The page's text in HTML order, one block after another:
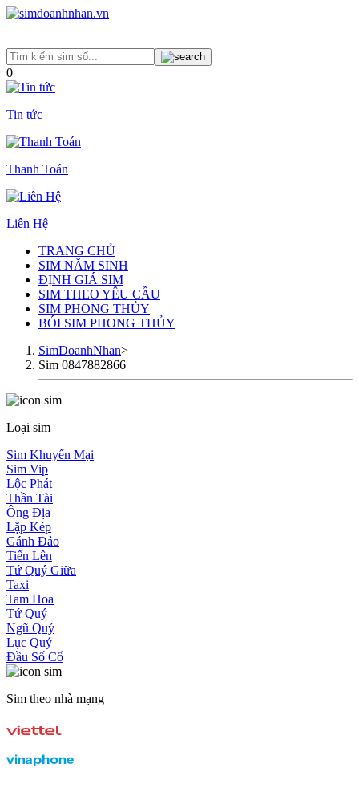
0
Tin tức
Thanh Toán
Liên Hệ
TRANG CHỦ
SIM NĂM SINH
ĐỊNH GIÁ SIM
SIM THEO YÊU CẦU
SIM PHONG THỦY
BÓI SIM PHONG THỦY
SimDoanhNhan>
Sim 0847882866
Loại sim
Sim Khuyến Mại
Sim Vip
Lộc Phát
Thần Tài
Ông Địa
Lặp Kép
Gánh Đảo
Tiến Lên
Tứ Quý Giữa
Taxi
Tam Hoa
Tứ Quý
Ngũ Quý
Lục Quý
Đầu Số Cổ
Sim theo nhà mạng